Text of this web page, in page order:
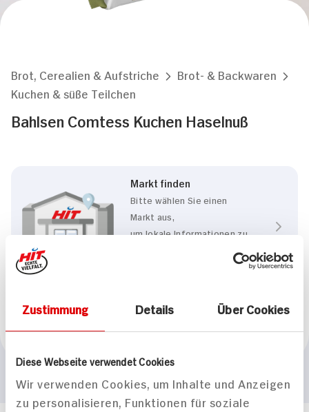
Zustimmung Details Über Cookies
Diese Webseite verwendet Cookies
Wir verwenden Cookies, um Inhalte und Anzeigen
zu personalisieren, Funktionen für soziale
Brot, Cerealien & Aufstriche
Brot- & Backwaren
Kuchen & süße Teilchen
Bahlsen Comtess Kuchen Haselnuß
Markt finden
Bitte wählen Sie einen
Markt aus,
um lokale Informationen zu